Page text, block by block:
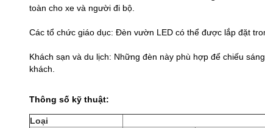
toàn cho xe và người đi bộ.
Các tổ chức giáo dục: Đèn vườn LED có thể được lắp đặt
Khách sạn và du lịch: Những đèn này phù hợp để chiếu
khách.
Thông số kỹ thuật:
Loại